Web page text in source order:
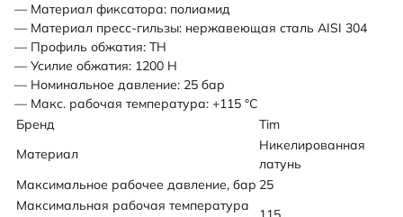
— Материал фиксатора: полиамид
— Материал пресс-гильзы: нержавеющая сталь AISI 304
— Профиль обжатия: TH
— Усилие обжатия: 1200 Н
— Номинальное давление: 25 бар
— Макс. рабочая температура: +115 °C
Бренд
Tim
Материал
Никелированная
латунь
Максимальное рабочее давление, бар 25
Максимальная рабочая температура